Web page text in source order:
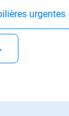
urgentes